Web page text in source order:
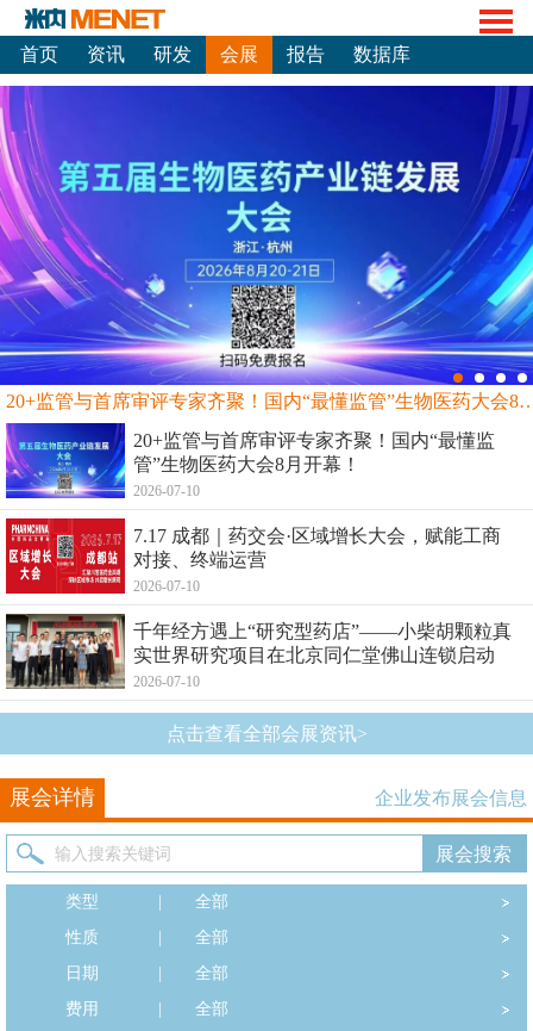
首页 资讯 研发 会展 报告 数据库
20+监管与首席审评专家齐聚！国内“最
20+监管与首席审评专家齐聚！国内“最懂监
管”生物医药大会8月开幕！
2026-07-10
7.17 成都｜药交会·区域增长大会，赋能工商
对接、终端运营
2026-07-10
千年经方遇上“研究型药店”——小柴胡颗粒真
实世界研究项目在北京同仁堂佛山连锁启动
2026-07-10
点击查看全部会展资讯>
展会详情 企业发布展会信息
类型
全部
性质
全部
日期
全部
费用
全部